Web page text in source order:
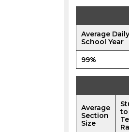
Average
School Year
99%
Average
Section
Size
to